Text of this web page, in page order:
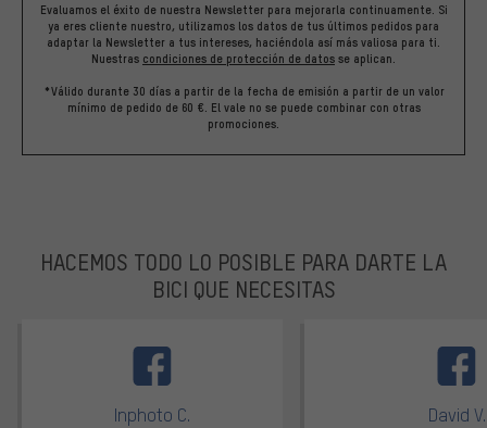
Evaluamos el éxito de nuestra Newsletter para mejorarla continuamente. Si
ya eres cliente nuestro, utilizamos los datos de tus últimos pedidos para
adaptar la Newsletter a tus intereses, haciéndola así más valiosa para ti.
Nuestras condiciones de protección de datos se aplican.
*Válido durante 30 días a partir de la fecha de emisión a partir de un valor
mínimo de pedido de 60 €. El vale no se puede combinar con otras
promociones.
HACEMOS TODO LO POSIBLE PARA DARTE LA
BICI QUE NECESITAS
Inphoto C. David V.